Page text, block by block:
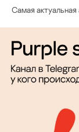
Самая